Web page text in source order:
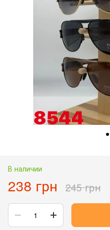
В наличии
238 грн 245 грн